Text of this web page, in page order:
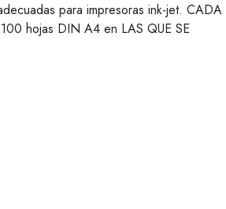
para impresoras ink-jet. CADA
hojas DIN A4 en LAS QUE SE